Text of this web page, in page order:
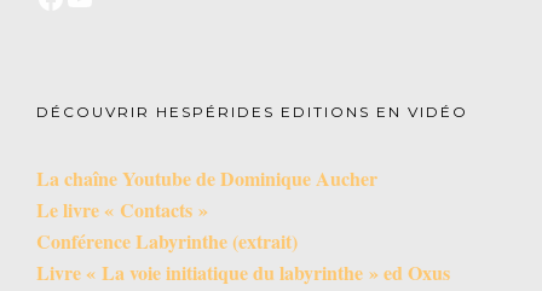
DÉCOUVRIR HESPÉRIDES EDITIONS EN VIDÉO
La chaîne Youtube de Dominique Aucher
Le livre « Contacts »
Conférence Labyrinthe (extrait)
Livre « La voie initiatique du labyrinthe » ed Oxus